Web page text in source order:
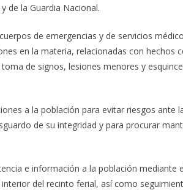
de la Guardia Nacional.
de emergencias y de servicios
en la materia, relacionadas con hechos
de signos, lesiones menores y
a la población para evitar riesgos ante
de su integridad y para procurar
e información a la población mediante
del recinto ferial, así como